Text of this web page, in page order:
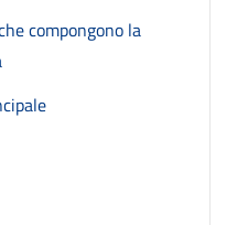
compongono la